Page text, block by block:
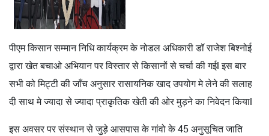
पीएम किसान सम्मान निधि कार्यक्रम के नोडल अधिकारी डॉ राजेश बिश्नोई
द्वारा खेत बचाओ अभियान पर विस्तार से किसानों से चर्चा की गईl इस बार
सभी को मिट्टी की जाँच अनुसार रासायनिक खाद उपयोग मे लेने की सलाह
दी साथ मे ज्यादा से ज्यादा प्राकृतिक खेती की ओर मुड़ने का निवेदन कियाl
इस अवसर पर संस्थान से जुड़े आसपास के गांवो के 45 अनुसूचित जाति